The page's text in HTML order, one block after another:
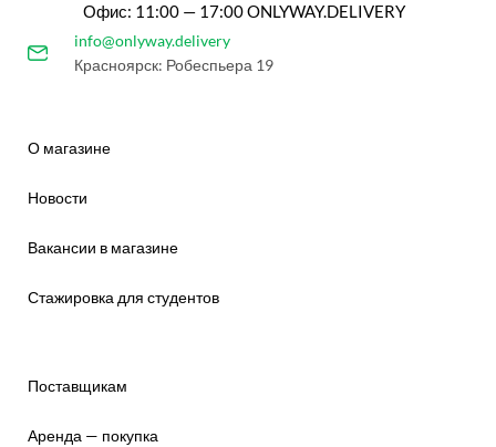
Офис: 11:00 — 17:00 ONLYWAY.DELIVERY
info@onlyway.delivery
Красноярск: Робеспьера 19
О магазине
Новости
Вакансии в магазине
Стажировка для студентов
Поставщикам
Аренда — покупка